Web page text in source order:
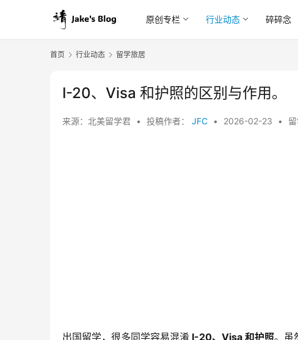
原创专栏 行业动态 碎碎念
首页 行业动态 留学旅居
I-20、Visa 和护照的区别与作用。
来源：北美留学君 • 投稿作者： JFC • 2026-02-23 •
出国留学，很多同学容易混淆 I-20、Visa 和护照。虽